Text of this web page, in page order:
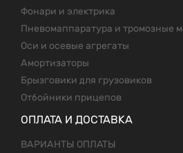
Фонари и электрика
Пневомаппаратура и тромозные
Оси и осевые агрегаты
Амортизаторы
Брызговики для грузовиков
Отбойники прицепов
ОПЛАТА И ДОСТАВКА
ВАРИАНТЫ ОПЛАТЫ